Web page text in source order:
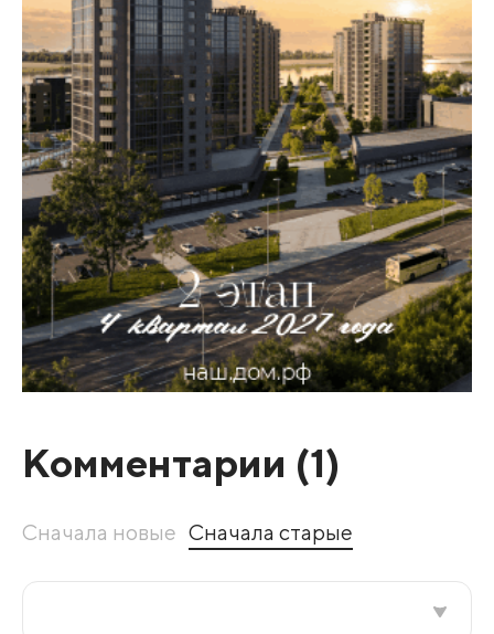
Комментарии (1)
Сначала новые Сначала старые